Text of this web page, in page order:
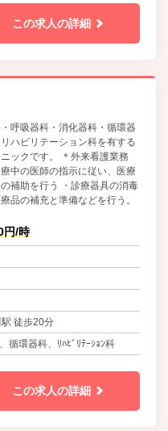
この求人の詳細
呼吸器科・消化器科・循環器
ハビリテーション科を有する
ックです。 ＊外来看護業務
療中の医師の指示に従い、医療
補助を行う ・診療器具の消毒
品の補充と準備などを行う。
円/時
徒歩20分
循環器科、ﾘﾊﾋﾞﾘﾃｰｼｮﾝ科
この求人の詳細